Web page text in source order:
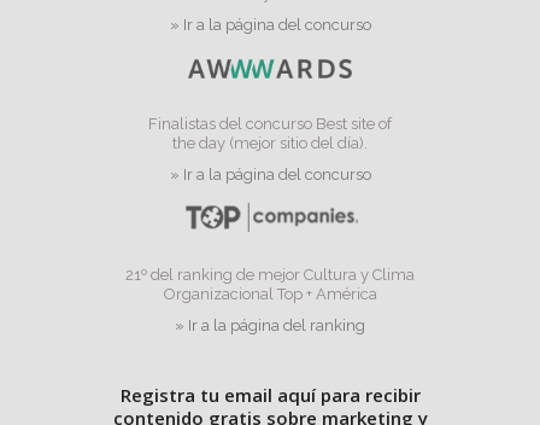
» Ir a la página del concurso
Finalistas del concurso Best site of
the day (mejor sitio del día).
» Ir a la página del concurso
21º del ranking de mejor Cultura y Clima
Organizacional Top + América
» Ir a la página del ranking
Registra tu email aquí para recibir
contenido gratis sobre marketing y